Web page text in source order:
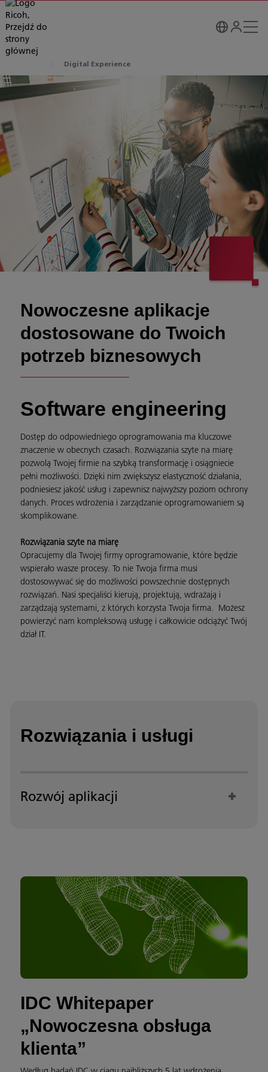
Digital Experience
Nowoczesne aplikacje
dostosowane do Twoich
potrzeb biznesowych
Software engineering
Dostęp do odpowiedniego oprogramowania ma kluczowe
znaczenie w obecnych czasach. Rozwiązania szyte na miarę
pozwolą Twojej firmie na szybką transformację i osiągniecie
pełni możliwości. Dzięki nim zwiększysz elastyczność działania,
podniesiesz jakość usług i zapewnisz najwyższy poziom ochrony
danych. Proces wdrożenia i zarządzanie oprogramowaniem są
skomplikowane.
Rozwiązania szyte na miarę
Opracujemy dla Twojej firmy oprogramowanie, które będzie
wspierało wasze procesy. To nie Twoja firma musi
dostosowywać się do możliwości powszechnie dostępnych
rozwiązań. Nasi specjaliści kierują, projektują, wdrażają i
zarządzają systemami, z których korzysta Twoja firma. Możesz
powierzyć nam kompleksową usługę i całkowicie odciążyć Twój
dział IT.
Rozwiązania i usługi
Rozwój aplikacji
IDC Whitepaper
„Nowoczesna obsługa
klienta”